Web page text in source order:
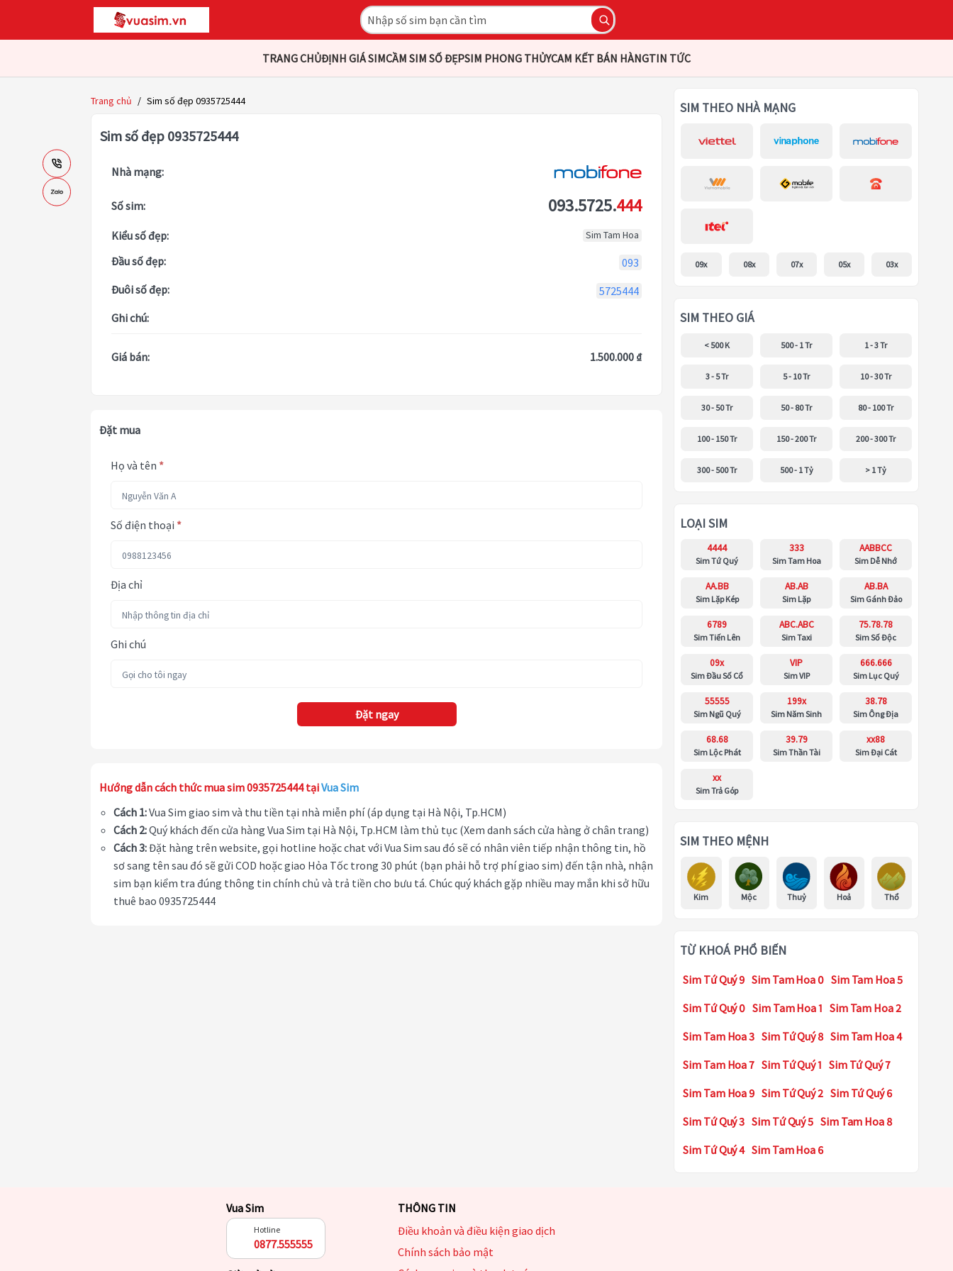
TRANG CHỦĐỊNH GIÁ SIMCẦM SIM SỐ ĐẸPSIM PHONG THỦYCAM KẾT BÁN HÀNGTIN TỨC
Trang chủ / Sim số đẹp 0935725444
Sim số đẹp 0935725444
Nhà mạng:
Số sim: 093.5725.444
Kiểu số đẹp: Sim Tam Hoa
Đầu số đẹp:
093
Đuôi số đẹp:
5725444
Ghi chú:
Giá bán: 1.500.000 ₫
Đặt mua
Họ và tên *
Số điện thoại *
Địa chỉ
Ghi chú
Đặt ngay
Hướng dẫn cách thức mua sim 0935725444 tạiVua Sim
Cách 1:Vua Sim giao sim và thu tiền tại nhà miễn phí (áp dụng tại Hà Nội, Tp.HCM)
Cách 2:Quý khách đến cửa hàng Vua Sim tại Hà Nội, Tp.HCM làm thủ tục (Xem danh sách cửa hàng ở chân trang)
Cách 3:Đặt hàng trên website, gọi hotline hoặc chat với Vua Sim sau đó sẽ có nhân viên tiếp nhận thông tin, hồ
sơ sang tên sau đó sẽ gửi COD hoặc giao Hỏa Tốc trong 30 phút (bạn phải hỗ trợ phí giao sim) đến tận nhà, nhận
sim bạn kiểm tra đúng thông tin chính chủ và trả tiền cho bưu tá. Chúc quý khách gặp nhiều may mắn khi sở hữu
thuê bao 0935725444
SIM THEO NHÀ MẠNG
09x 08x 07x 05x 03x
SIM THEO GIÁ
< 500 K 500 - 1 Tr 1 - 3 Tr
3 - 5 Tr 5 - 10 Tr 10 - 30 Tr
30 - 50 Tr 50 - 80 Tr 80 - 100 Tr
100 - 150 Tr 150 - 200 Tr 200 - 300 Tr
300 - 500 Tr 500 - 1 Tỷ > 1 Tỷ
LOẠI SIM
4444
Sim Tứ Quý
333
Sim Tam Hoa
AABBCC
Sim Dễ Nhớ
AA.BB
Sim Lặp Kép
AB.AB
Sim Lặp
AB.BA
Sim Gánh Đảo
6789
Sim Tiến Lên
ABC.ABC
Sim Taxi
75.78.78
Sim Số Độc
09x
Sim Đầu Số Cổ
VIP
Sim VIP
666.666
Sim Lục Quý
55555
Sim Ngũ Quý
199x
Sim Năm Sinh
38.78
Sim Ông Địa
68.68
Sim Lộc Phát
39.79
Sim Thần Tài
xx88
Sim Đại Cát
xx
Sim Trả Góp
SIM THEO MỆNH
Kim Mộc Thuỷ Hoả Thổ
TỪ KHOÁ PHỔ BIẾN
Sim Tứ Quý 9 Sim Tam Hoa 0 Sim Tam Hoa 5
Sim Tứ Quý 0 Sim Tam Hoa 1 Sim Tam Hoa 2
Sim Tam Hoa 3 Sim Tứ Quý 8 Sim Tam Hoa 4
Sim Tam Hoa 7 Sim Tứ Quý 1 Sim Tứ Quý 7
Sim Tam Hoa 9 Sim Tứ Quý 2 Sim Tứ Quý 6
Sim Tứ Quý 3 Sim Tứ Quý 5 Sim Tam Hoa 8
Sim Tứ Quý 4 Sim Tam Hoa 6
Vua Sim
Hotline
0877.555555
THÔNG TIN
Điều khoản và điều kiện giao dịch
Chính sách bảo mật